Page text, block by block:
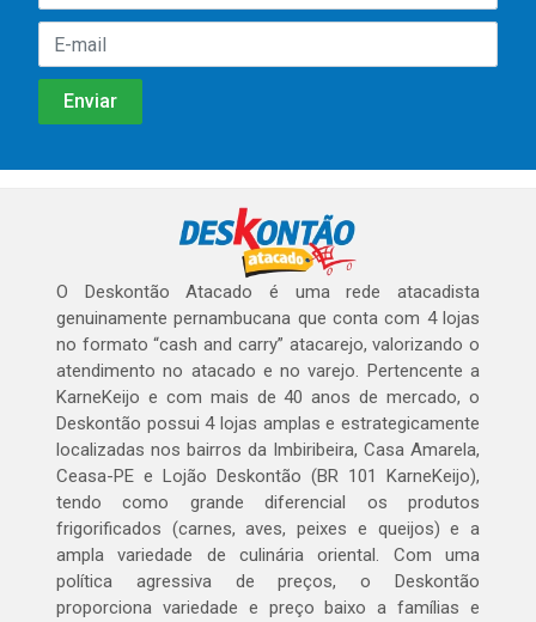
O Deskontão Atacado é uma rede atacadista
genuinamente pernambucana que conta com 4 lojas
no formato “cash and carry” atacarejo, valorizando o
atendimento no atacado e no varejo. Pertencente a
KarneKeijo e com mais de 40 anos de mercado, o
Deskontão possui 4 lojas amplas e estrategicamente
localizadas nos bairros da Imbiribeira, Casa Amarela,
Ceasa-PE e Lojão Deskontão (BR 101 KarneKeijo),
tendo como grande diferencial os produtos
frigorificados (carnes, aves, peixes e queijos) e a
ampla variedade de culinária oriental. Com uma
política agressiva de preços, o Deskontão
proporciona variedade e preço baixo a famílias e